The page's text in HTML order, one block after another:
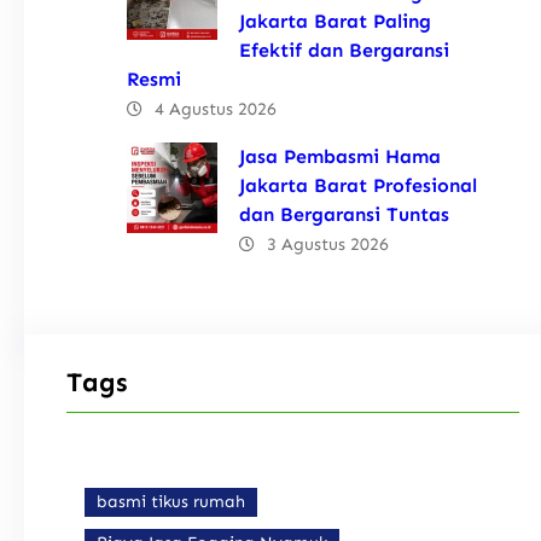
Jakarta Barat Paling
Efektif dan Bergaransi
Resmi
4 Agustus 2026
Jasa Pembasmi Hama
Jakarta Barat Profesional
dan Bergaransi Tuntas
3 Agustus 2026
Tags
basmi tikus rumah